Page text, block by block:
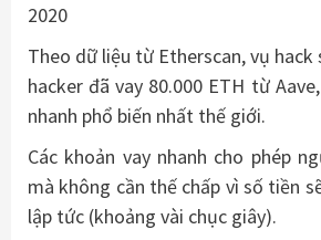
2020
Theo dữ liệu từ Etherscan, vụ
hacker đã vay 80.000 ETH từ
nhanh phổ biến nhất thế giới.
Các khoản vay nhanh cho phép
mà không cần thế chấp vì số tiền
lập tức (khoảng vài chục giây).